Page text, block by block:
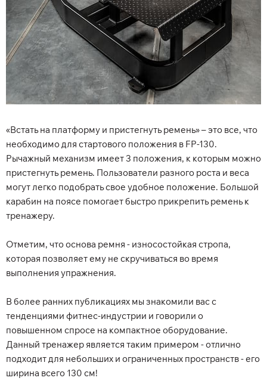
«Встать на платформу и пристегнуть ремень» – это все, что
необходимо для стартового положения в FP-130.
Рычажный механизм имеет 3 положения, к которым можно
пристегнуть ремень. Пользователи разного роста и веса
могут легко подобрать свое удобное положение. Большой
карабин на поясе помогает быстро прикрепить ремень к
тренажеру.
Отметим, что основа ремня - износостойкая стропа,
которая позволяет ему не скручиваться во время
выполнения упражнения.
В более ранних публикациях мы знакомили вас с
тенденциями фитнес-индустрии и говорили о
повышенном спросе на компактное оборудование.
Данный тренажер является таким примером - отлично
подходит для небольших и ограниченных пространств - его
ширина всего 130 см!